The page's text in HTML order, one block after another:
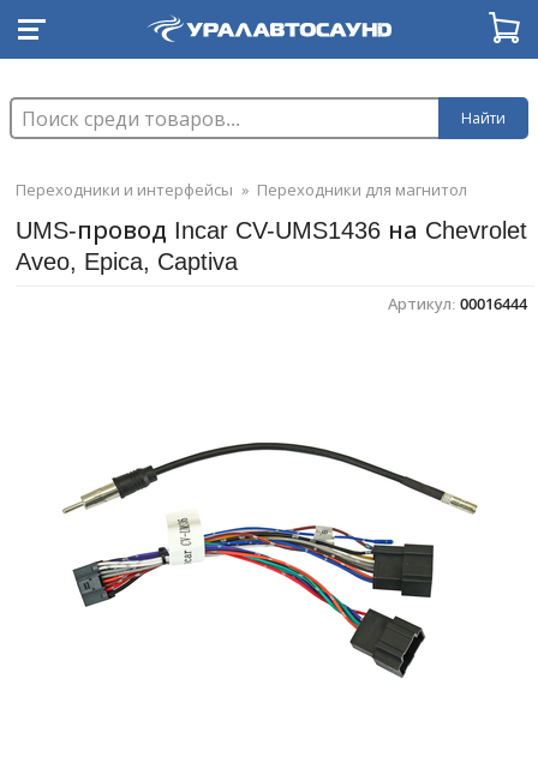
Найти
Переходники и интерфейсы » Переходники для магнитол
UMS-провод Incar CV-UMS1436 на Chevrolet
Aveo, Epica, Captiva
Артикул: 00016444